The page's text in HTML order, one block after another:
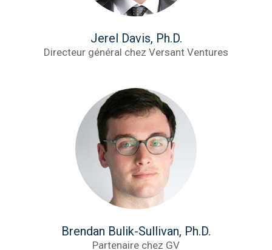
Jerel Davis, Ph.D.
Directeur général chez Versant Ventures
Brendan Bulik-Sullivan, Ph.D.
Partenaire chez GV